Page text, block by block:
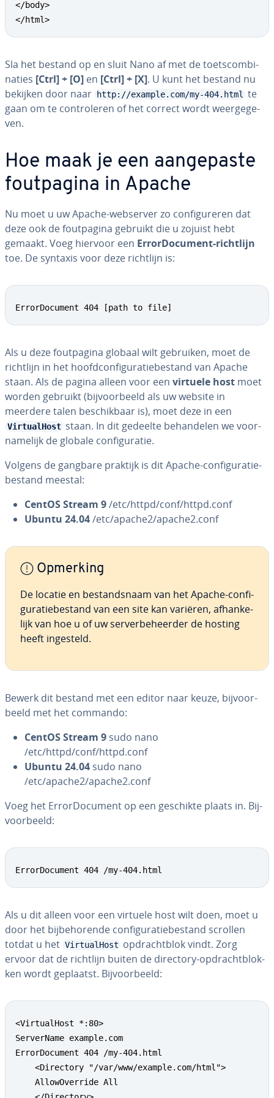
</body>
</html>
Sla het bestand op en sluit Nano af met de toets­com­bi­
na­ties [Ctrl] + [O] en [Ctrl] + [X]. U kunt het bestand nu
bekijken door naar
http://example.com/my-404.html
te
gaan om te con­tro­le­ren of het correct wordt weer­ge­ge­
ven.
Hoe maak je een aan­ge­pas­te
fout­pa­gi­na in Apache
Nu moet u uw Apache-webserver zo con­fi­gu­re­ren dat
deze ook de fout­pa­gi­na gebruikt die u zojuist hebt
gemaakt. Voeg hiervoor een Er­ror­Do­cu­ment-richtlijn
toe. De syntaxis voor deze richtlijn is:
ErrorDocument 404 [path to file]
Als u deze fout­pa­gi­na globaal wilt gebruiken, moet de
richtlijn in het hoofd­con­fi­gu­ra­tie­be­stand van Apache
staan. Als de pagina alleen voor een virtuele host moet
worden gebruikt (bij­voor­beeld als uw website in
meerdere talen be­schik­baar is), moet deze in een
VirtualHost staan. In dit gedeelte be­han­de­len we voor­
na­me­lijk de globale con­fi­gu­ra­tie.
Volgens de gangbare praktijk is dit Apache-con­fi­gu­ra­tie­
be­stand meestal:
CentOS Stream 9/etc/httpd/conf/httpd.conf
Ubuntu 24.04/etc/apache2/apache2.conf
Opmerking
De locatie en be­stands­naam van het Apache-con­fi­
gu­ra­tie­be­stand van een site kan variëren, af­han­ke­
lijk van hoe u of uw ser­ver­be­heer­der de hosting
heeft ingesteld.
Bewerk dit bestand met een editor naar keuze, bij­voor­
beeld met het commando:
CentOS Stream 9 sudo nano
/etc/httpd/conf/httpd.conf
Ubuntu 24.04 sudo nano
/etc/apache2/apache2.conf
Voeg het Er­ror­Do­cu­ment op een geschikte plaats in. Bij­
voor­beeld:
ErrorDocument 404 /my-404.html
Als u dit alleen voor een virtuele host wilt doen, moet u
door het bij­be­ho­ren­de con­fi­gu­ra­tie­be­stand scrollen
totdat u het VirtualHost op­dracht­blok vindt. Zorg
ervoor dat de richtlijn buiten de directory-op­dracht­blok­
ken wordt geplaatst. Bij­voor­beeld:
<VirtualHost *:80>
ServerName example.com
ErrorDocument 404 /my-404.html
    <Directory "/var/www/example.com/html">
    AllowOverride All